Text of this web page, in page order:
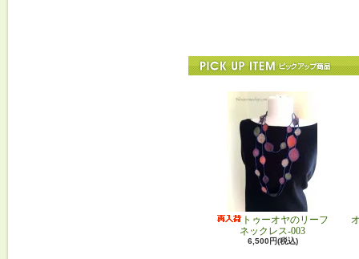
トゥーオヤのリーフ
ネックレス-003
6,500円(税込)